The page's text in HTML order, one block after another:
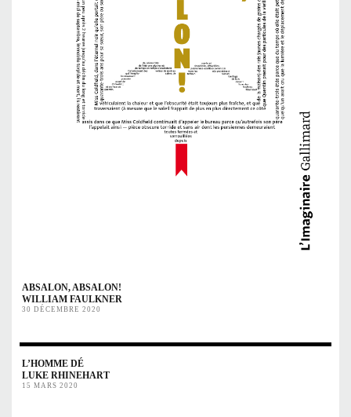
ABSALON, ABSALON!
WILLIAM FAULKNER
30 DÉCEMBRE 2020
L’HOMME DÉ
LUKE RHINEHART
15 MARS 2020